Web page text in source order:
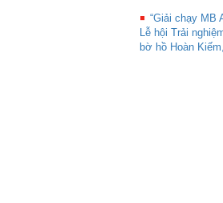
“Giải chạy MB
Lễ hội Trải
bờ hồ Hoàn